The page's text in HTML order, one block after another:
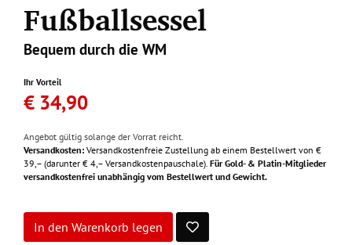
Fußballsessel
Bequem durch die WM
Ihr Vorteil
€ 34,90
Angebot gültig solange der Vorrat reicht.
Versandkosten: Versandkostenfreie Zustellung ab einem Bestellwert von €
39,– (darunter € 4,– Versandkostenpauschale). Für Gold- & Platin-Mitglieder
versandkostenfrei unabhängig vom Bestellwert und Gewicht.
In den Warenkorb legen